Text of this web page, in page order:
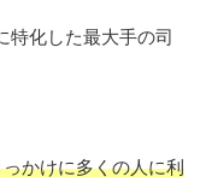
特化した最大手の司
かけに多くの人に利